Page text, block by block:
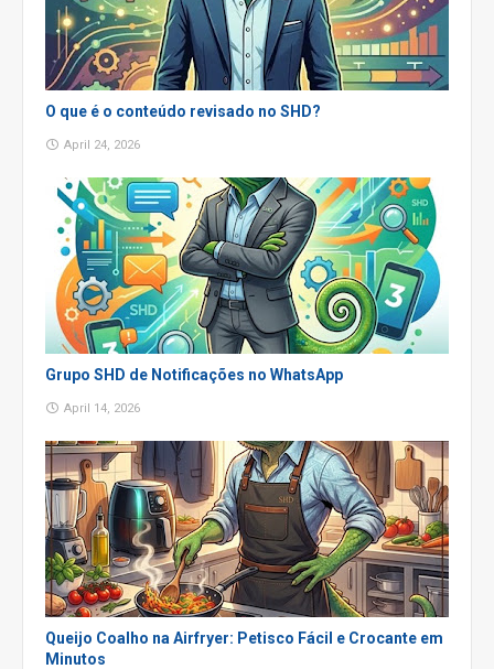
O que é o conteúdo revisado no SHD?
April 24, 2026
Grupo SHD de Notificações no WhatsApp
April 14, 2026
Queijo Coalho na Airfryer: Petisco Fácil e Crocante em
Minutos